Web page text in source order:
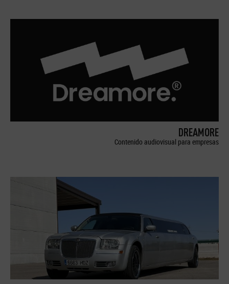
DREAMORE
Contenido audiovisual para empresas